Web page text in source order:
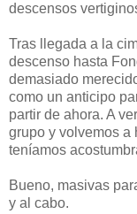
descensos
Tras llegada a la
descenso hasta
demasiado
como un anticipo
partir de ahora. A
grupo y volvemos a
teníamos
Bueno, masivas
y al cabo.